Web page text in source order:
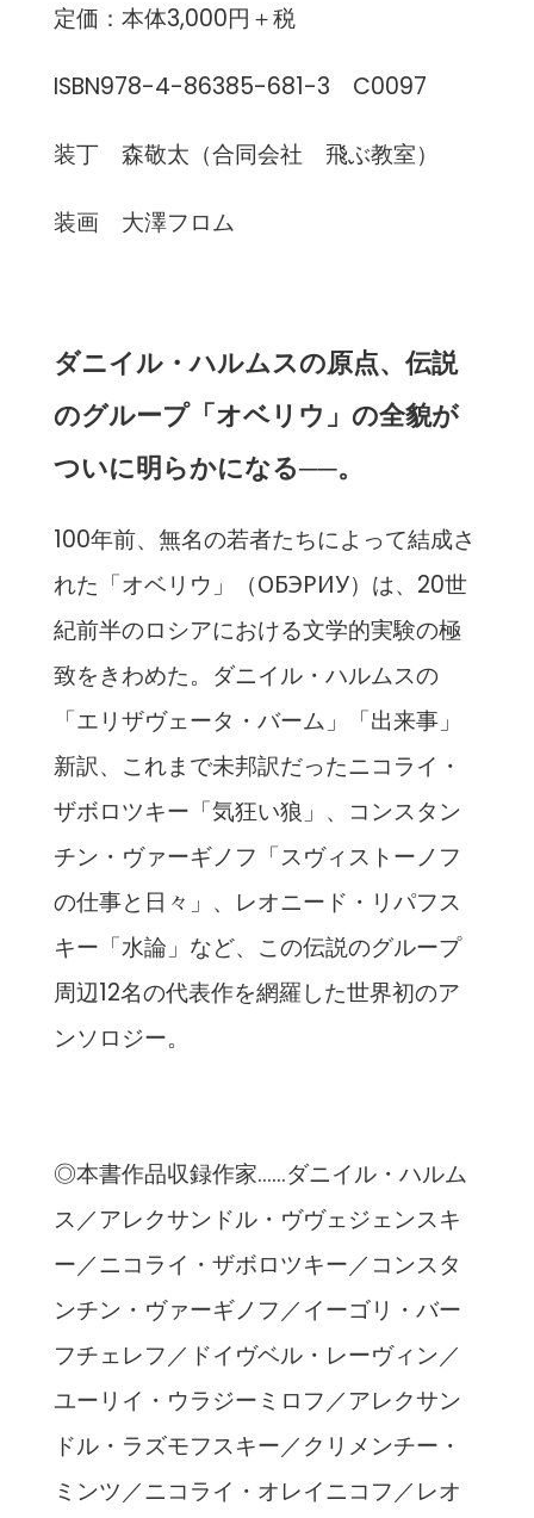
定価：本体3,000円＋税
ISBN978-4-86385-681-3 C0097
装丁 森敬太（合同会社 飛ぶ教室）
装画 大澤フロム
ダニイル・ハルムスの原点、伝説
のグループ「オベリウ」の全貌が
ついに明らかになる──。
100年前、無名の若者たちによって結成さ
れた「オベリウ」（ОБЭРИУ）は、20世
紀前半のロシアにおける文学的実験の極
致をきわめた。ダニイル・ハルムスの
「エリザヴェータ・バーム」「出来事」
新訳、これまで未邦訳だったニコライ・
ザボロツキー「気狂い狼」、コンスタン
チン・ヴァーギノフ「スヴィストーノフ
の仕事と日々」、レオニード・リパフス
キー「水論」など、この伝説のグループ
周辺12名の代表作を網羅した世界初のア
ンソロジー。
◎本書作品収録作家……ダニイル・ハルム
ス／アレクサンドル・ヴヴェジェンスキ
ー／ニコライ・ザボロツキー／コンスタ
ンチン・ヴァーギノフ／イーゴリ・バー
フチェレフ／ドイヴベル・レーヴィン／
ユーリイ・ウラジーミロフ／アレクサン
ドル・ラズモフスキー／クリメンチー・
ミンツ／ニコライ・オレイニコフ／レオ